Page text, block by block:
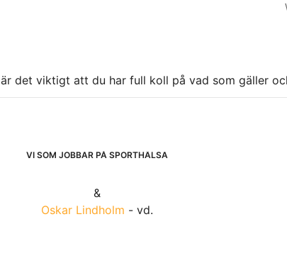
är det viktigt att du har full koll på vad som gäller
VI SOM JOBBAR PÅ SPORTHÄLSA
&
Oskar Lindholm - vd.